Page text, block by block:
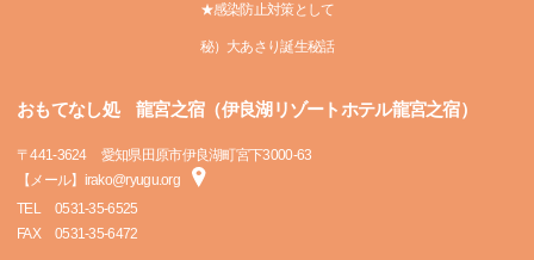
★感染防止対策として
秘）大あさり誕生秘話
おもてなし処 龍宮之宿（伊良湖リゾートホテル龍宮之宿）
〒441-3624
愛知県田原市伊良湖町宮下3000-63
【メール】irako@ryugu.org
TEL
0531-35-6525
FAX
0531-35-6472